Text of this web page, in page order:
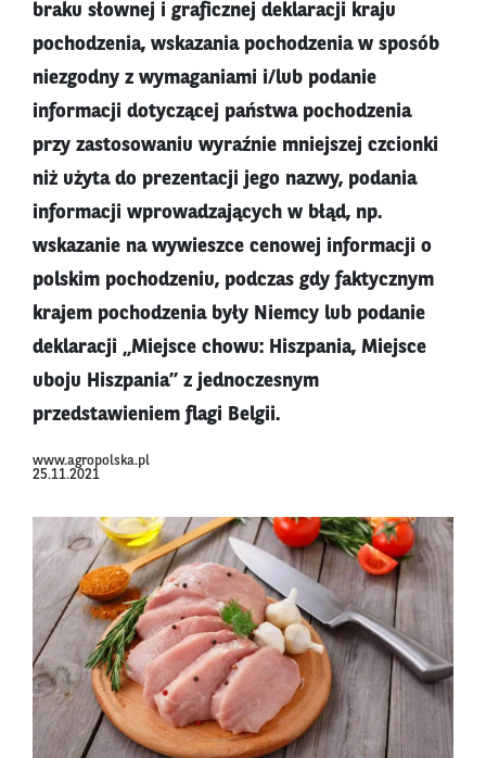
braku słownej i graficznej deklaracji kraju
pochodzenia, wskazania pochodzenia w sposób
niezgodny z wymaganiami i/lub podanie
informacji dotyczącej państwa pochodzenia
przy zastosowaniu wyraźnie mniejszej czcionki
niż użyta do prezentacji jego nazwy, podania
informacji wprowadzających w błąd, np.
wskazanie na wywieszce cenowej informacji o
polskim pochodzeniu, podczas gdy faktycznym
krajem pochodzenia były Niemcy lub podanie
deklaracji „Miejsce chowu: Hiszpania, Miejsce
uboju Hiszpania” z jednoczesnym
przedstawieniem flagi Belgii.
www.agropolska.pl
25.11.2021